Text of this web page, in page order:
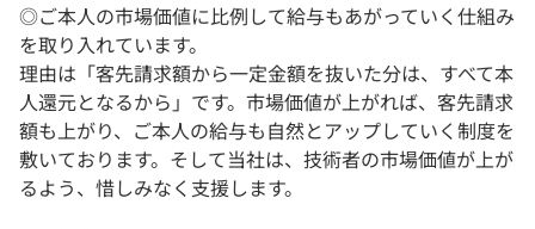
◎ご本人の市場価値に比例して給与もあがっていく仕組み
を取り入れています。
理由は「客先請求額から一定金額を抜いた分は、すべて本
人還元となるから」です。市場価値が上がれば、客先請求
額も上がり、ご本人の給与も自然とアップしていく制度を
敷いております。そして当社は、技術者の市場価値が上が
るよう、惜しみなく支援します。